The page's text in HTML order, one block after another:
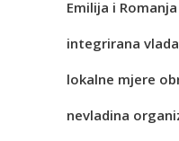
Emilija i Romanja
integrirana
lokalne mjere
nevladina